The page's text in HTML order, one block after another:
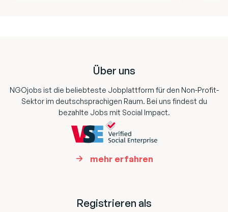
Über uns
NGOjobs ist die beliebteste Jobplattform für den Non-Profit-
Sektor im deutschsprachigen Raum. Bei uns findest du
bezahlte Jobs mit Social Impact.
mehr erfahren
Registrieren als